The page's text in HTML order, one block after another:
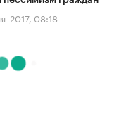
2017, 08:18